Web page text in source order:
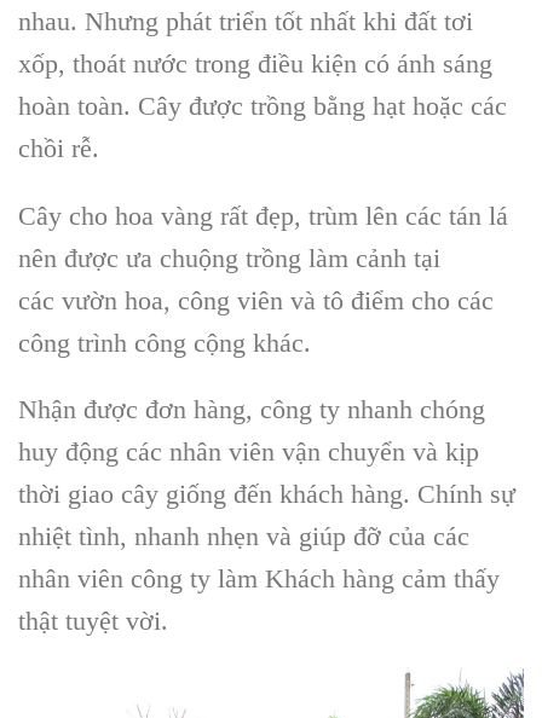
nhau. Nhưng phát triển tốt nhất khi đất tơi
xốp, thoát nước trong điều kiện có ánh sáng
hoàn toàn. Cây được trồng bằng hạt hoặc các
chồi rễ.
Cây cho hoa vàng rất đẹp, trùm lên các tán lá
nên được ưa chuộng trồng làm cảnh tại
các vườn hoa, công viên và tô điểm cho các
công trình công cộng khác.
Nhận được đơn hàng, công ty nhanh chóng
huy động các nhân viên vận chuyển và kịp
thời giao cây giống đến khách hàng. Chính sự
nhiệt tình, nhanh nhẹn và giúp đỡ của các
nhân viên công ty làm Khách hàng cảm thấy
thật tuyệt vời.